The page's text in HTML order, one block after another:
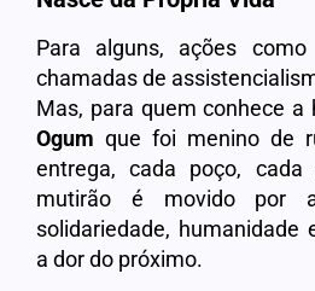
Para alguns, ações
chamadas de
Mas, para quem conhece
Ogum que foi menino de
entrega, cada poço, cada
mutirão é movido por
solidariedade, humanidade
a dor do próximo.